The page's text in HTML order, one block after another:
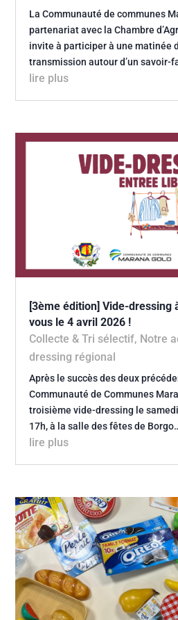
La Communauté de communes
partenariat avec la Chambre
invite à participer à une matinée
transmission autour d’un savoir-
lire plus
[3ème édition] Vide-dressing
vous le 4 avril 2026 !
Collecte & Tri sélectif, Notre
dressing régional
Après le succès des deux
Communauté de Communes
troisième vide-dressing le
17h, à la salle des fêtes de
lire plus